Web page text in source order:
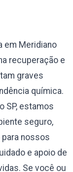
em Meridiano
recuperação e
graves
química.
SP, estamos
seguro,
nossos
e apoio de
Se você ou